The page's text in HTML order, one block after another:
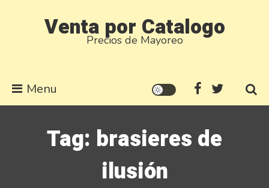
Venta por Catalogo
Precios de Mayoreo
Menu
Tag: brasieres de
ilusión